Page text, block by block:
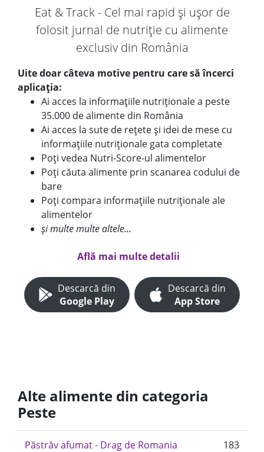
Eat & Track - Cel mai rapid și ușor de
folosit jurnal de nutriție cu alimente
exclusiv din România
Uite doar câteva motive pentru care să încerci
aplicația:
Ai acces la informațiile nutriționale a peste
35.000 de alimente din România
Ai acces la sute de rețete și idei de mese cu
informațiile nutriționale gata completate
Poți vedea Nutri-Score-ul alimentelor
Poți căuta alimente prin scanarea codului de
bare
Poți compara informațiile nutriționale ale
alimentelor
și multe multe altele...
Află mai multe detalii
Descarcă din
Google Play
Descarcă din
App Store
Alte alimente din categoria
Peste
Păstrăv afumat - Drag de Romania
183